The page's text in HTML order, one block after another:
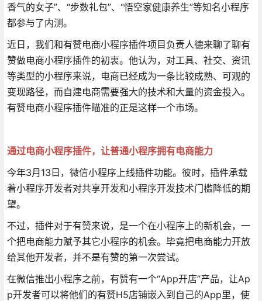
香气的女子”、“步数礼包”、“悟空家健康养生”等知名小程序
都参与了内测。
近日，我们和有赞电商小程序插件项目负责人德来聊了聊有
赞做电商小程序插件的初衷。他认为，对工具、社交、资讯
等类型的小程序来说，电商已经成为一条比较成熟、可观的
变现路径，而自建电商需要强大的技术和大量的资金投入。
有赞电商小程序插件瞄准的正是这样一个市场。
通过电商小程序插件，让普通小程序拥有电商能力
今年3月13日，微信小程序上线插件功能。彼时，插件承载
着小程序开发者对共享开发和小程序开发技术门槛降低的期
望。
不过，插件对于有赞来说，是一个在小程序上的新机会，一
个把电商能力赋予其它小程序的机会。毕竟把电商能力开放
给其他开发者，并不是有赞的第一次尝试。
在微信推出小程序之前，有赞有一个“App开店”产品，让Ap
p开发者可以将他们的有赞H5店铺嵌入到自己的App里，使